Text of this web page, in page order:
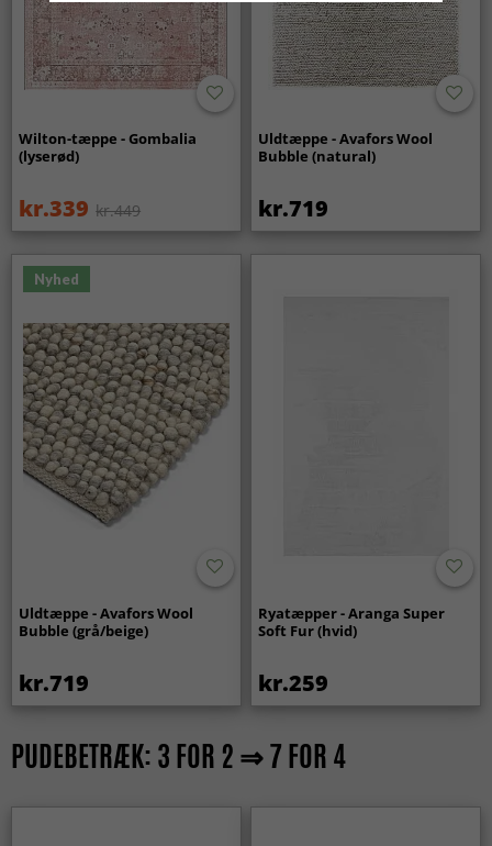
Wilton-tæppe - Gombalia
(lyserød)
kr.339 kr.449
Uldtæppe - Avafors Wool
Bubble (natural)
kr.719
Nyhed
Uldtæppe - Avafors Wool
Bubble (grå/beige)
kr.719
Ryatæpper - Aranga Super
Soft Fur (hvid)
kr.259
PUDEBETRÆK: 3 FOR 2 ⇒ 7 FOR 4